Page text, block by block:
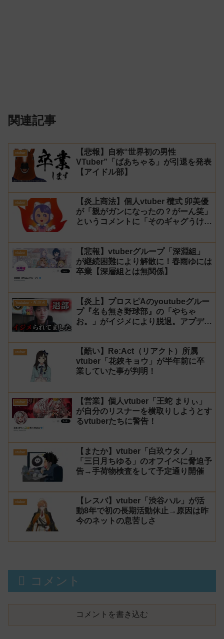
関連記事
vtuber
【悲報】自称“世界初の男性
VTuber”「ばあちゃる」が引退を発表
【アイドル部】
vtuber
【炎上商法】個人vtuber 欖式 卯美優
が「親がガンになったの？がーん笑」
というコメントに「そのギャグうけ
はオススメしないと投稿し叩かれる
vtuber
【悲報】vtuberグループ「深淵組」
が継続困難により解散に！春雨ゆには
卒業【深層組とは無関係】
Youtuber・配信者
【炎上】プロスピAのyoutubeグルー
プ『名も無き野球部』の「やちゃ
お。」がイジメにより脱退。アプデの
VIPが事実無根だと否定
vtuber
【酷い】Re:Act（リアクト）所属
vtuber「花鋏キョウ」が半年前に卒
業していた事が判明！
vtuber
【営業】個人vtuber「王蛇 まりぃ」
が自分のリスナーを横取りしようとす
るvtuberたちに警告！
vtuber
【またか】vtuber「白玖ウタノ」
「三日月ちゆる」のオフイベに脅迫予
告→手荷物検査をして予定通り開催
vtuber
【レスバ】vtuber「渋谷ハル」が活
動8年で初の長期活動休止→原因は昨
今のネットの息苦しさ
コメント
コメントを書き込む